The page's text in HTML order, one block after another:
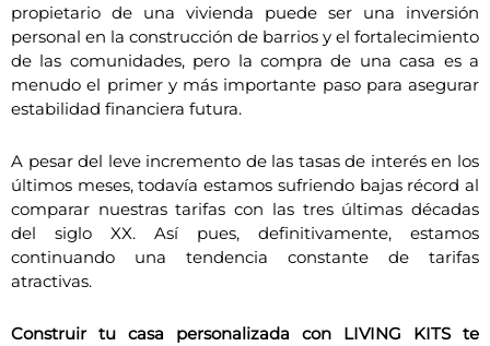
propietario de una vivienda puede ser una inversión
personal en la construcción de barrios y el fortalecimiento
de las comunidades, pero la compra de una casa es a
menudo el primer y más importante paso para asegurar
estabilidad financiera futura.
A pesar del leve incremento de las tasas de interés en los
últimos meses, todavía estamos sufriendo bajas récord al
comparar nuestras tarifas con las tres últimas décadas
del siglo XX. Así pues, definitivamente, estamos
continuando una tendencia constante de tarifas
atractivas.
Construir tu casa personalizada con LIVING KITS te